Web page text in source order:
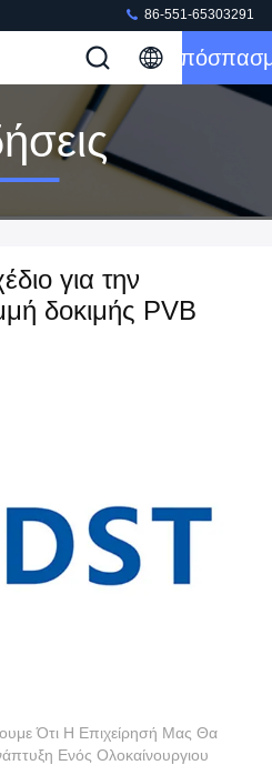
86-551-65303291
για την
δοκιμής PVB
Ότι Η Επιχείρησή Μας Θα
Ενός Ολοκαίνουργιου